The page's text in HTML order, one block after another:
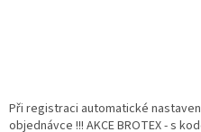
Při registraci automatické
objednávce !!! AKCE BROTEX - s